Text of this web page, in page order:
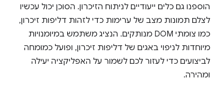
הוספנו גם כלים ייעודיים לניתוח הזיכרון. הסוכן יכול עכשיו
לצלם תמונות מצב של ערימות כדי לזהות דליפות זיכרון,
כמו צומתי DOM מנותקים. הנציג משתמש במיומנויות
מיוחדות לניפוי באגים של דליפות זיכרון, ופועל כמומחה
לביצועים כדי לעזור לכם לשמור על האפליקציה יעילה
ומהירה.